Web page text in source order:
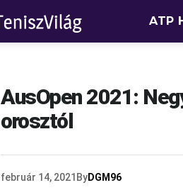
ATP
AusOpen 2021:
orosztól
február 14, 2021 ByDGM96